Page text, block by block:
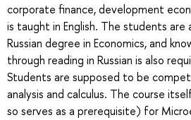
corporate finance, development
is taught in English. The students are
Russian degree in Economics, and
through reading in Russian is also
Students are supposed to be
analysis and calculus. The course
so serves as a prerequisite) for